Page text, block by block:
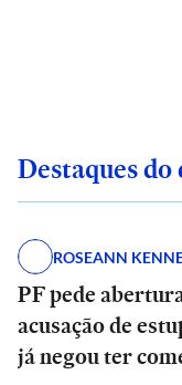
Destaques do
ROSEANN
PF pede
acusação de
já negou ter